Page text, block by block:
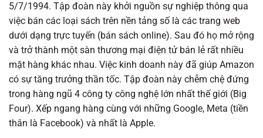
5/7/1994. Tập đoàn này khởi nguồn sự nghiệp thông qua
việc bán các loại sách trên nền tảng số là các trang web
dưới dạng trực tuyến (bán sách online). Sau đó họ mở rộng
và trở thành một sàn thương mại điện tử bán lẻ rất nhiều
mặt hàng khác nhau. Việc kinh doanh này đã giúp Amazon
có sự tăng trưởng thần tốc. Tập đoàn này chễm chệ đứng
trong hàng ngũ 4 công ty công nghệ lớn nhất thế giới (Big
Four). Xếp ngang hàng cùng với những Google, Meta (tiền
thân là Facebook) và nhất là Apple.